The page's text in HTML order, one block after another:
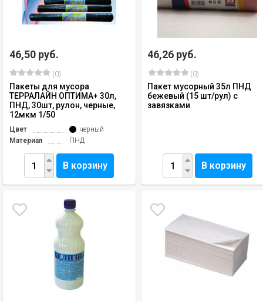
46,50 руб.
(0)
Пакеты для мусора
ТЕРРАЛАЙН ОПТИМА+ 30л,
ПНД, 30шт, рулон, черные,
12мкм 1/50
Цвет
черный
Материал
ПНД
В корзину
46,26 руб.
(0)
Пакет мусорный 35л ПНД
бежевый (15 шт/рул) с
завязками
В корзину